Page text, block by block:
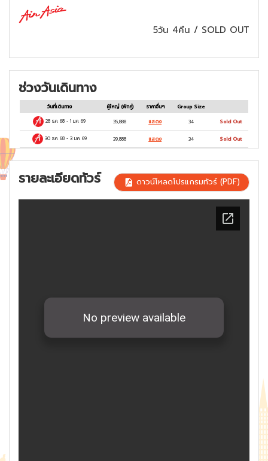
5วัน 4คืน / SOLD OUT
ช่วงวันเดินทาง
วันที่เดินทาง ผู้ใหญ่ (พักคู่) ราคาอื่นๆ Group Size
28 ธ.ค. 68 -1 ม.ค. 69 35,888 แสดง 34 Sold Out
30 ธ.ค. 68- 3 ม.ค. 69 39,888 แสดง 34 Sold Out
รายละเอียดทัวร์ ดาวน์โหลดโปรแกรมทัวร์ (PDF)